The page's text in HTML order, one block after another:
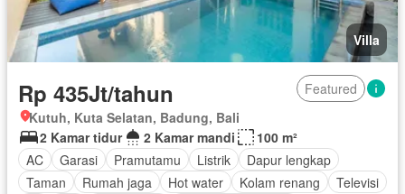
Villa
Rp 435Jt/tahun
Featured
Kutuh, Kuta Selatan, Badung, Bali
2 Kamar tidur
2 Kamar mandi
100 m²
AC
Garasi Pramutamu Listrik
Dapur lengkap
Taman
Rumah jaga Hot water Kolam renang Televisi